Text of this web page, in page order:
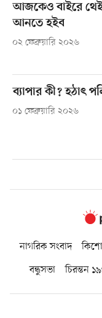
আজকেও বাইরে
আনতে হইব
০২ ফেব্রুয়ারি ২০২৬
ব্যাপার কী? হঠাৎ
০১ ফেব্রুয়ারি ২০২৬
নাগরিক সংবাদ
বন্ধুসভা
চিরন্তন